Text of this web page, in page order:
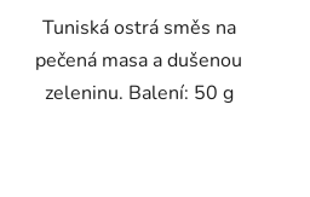
Tuniská ostrá směs na
pečená masa a dušenou
zeleninu. Balení: 50 g